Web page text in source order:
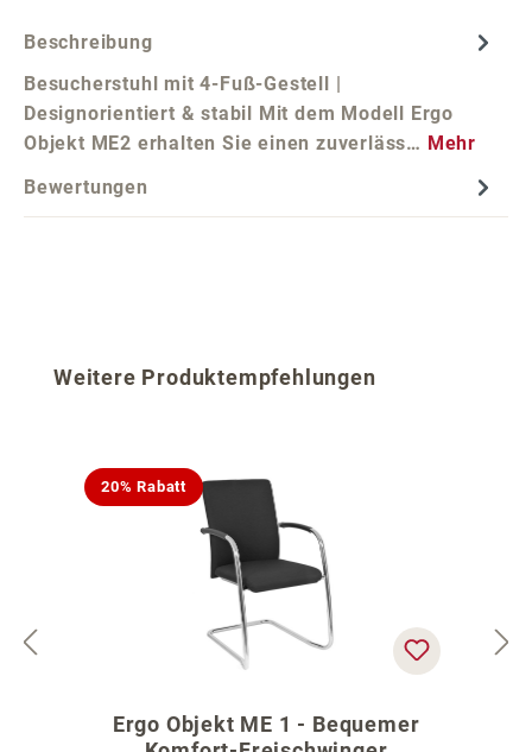
Beschreibung
Besucherstuhl mit 4-Fuß-Gestell |
Designorientiert & stabil Mit dem Modell Ergo
Objekt ME2 erhalten Sie einen zuverläss… Mehr
Bewertungen
Produktgalerie überspringen
Weitere Produktempfehlungen
20% Rabatt
Ergo Objekt ME 1 - Bequemer